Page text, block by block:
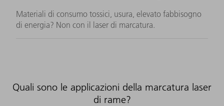
Materiali di consumo tossici, usura, elevato fabbisogno
di energia? Non con il laser di marcatura.
Quali sono le applicazioni della marcatura laser
di rame?